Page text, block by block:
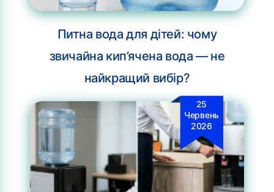
Питна вода для дітей: чому
звичайна кип’ячена вода — не
найкращий вибір?
25
Червень
2026